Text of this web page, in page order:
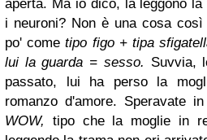
aperta. Ma io dico, la leggono
i neuroni? Non è una cosa
po' cometipo figo + tipa
lui la guarda = sesso. Suvvia,
passato, lui ha perso la
romanzo d'amore. Speravate
WOW, tipo che la moglie in